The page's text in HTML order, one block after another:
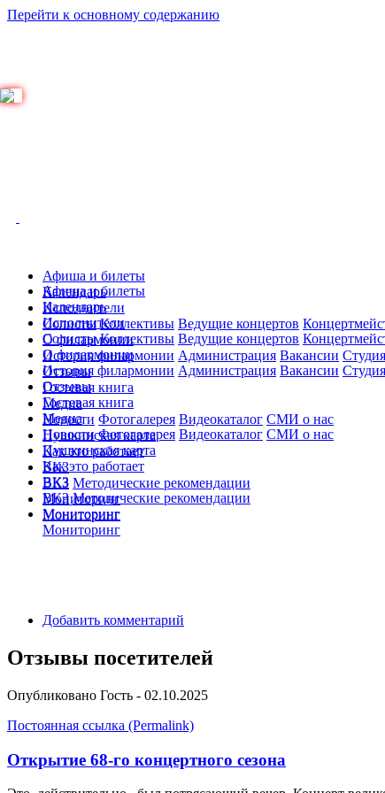
Перейти к основному содержанию
Афиша и билеты
Календарь
Исполнители
Солисты Коллективы Ведущие концертов
О филармонии
История филармонии Администрация Вакансии
Отзывы
Гостевая книга
Медиа
Новости Фотогалерея Видеокаталог СМИ о нас
Пушкинская карта
Как это работает
ВКЗ
ВКЗ Методические рекомендации
Мониторинг
Мониторинг
Афиша и билеты
Календарь
Исполнители
Солисты Коллективы Ведущие концертов
О филармонии
История филармонии Администрация Вакансии
Отзывы
Гостевая книга
Медиа
Новости Фотогалерея Видеокаталог СМИ о нас
Пушкинская карта
Как это работает
ВКЗ
ВКЗ Методические рекомендации
Мониторинг
Мониторинг
Добавить комментарий
Отзывы посетителей
Опубликовано Гость - 02.10.2025
Постоянная ссылка (Permalink)
Открытие 68-го концертного сезона